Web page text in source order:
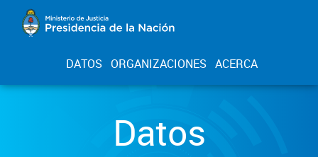
DATOS ORGANIZACIONES ACERCA
Datos